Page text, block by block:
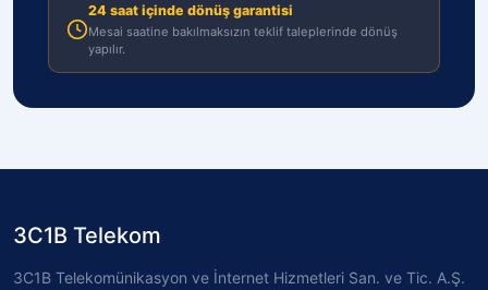
24 saat içinde dönüş garantisi
Mesai saatine bakılmaksızın teklif taleplerinde dönüş
yapılır.
3C1B Telekom
3C1B Telekomünikasyon ve İnternet Hizmetleri San. ve Tic. A.Ş.